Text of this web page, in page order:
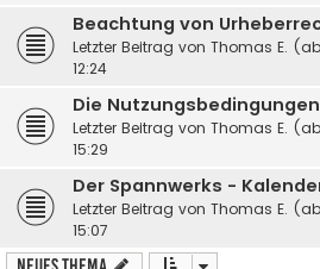
Beachtung von
Letzter Beitrag von Thomas E.
12:24
Die Nutzungsbedingungen
Letzter Beitrag von Thomas E.
15:29
Der Spannwerks -
Letzter Beitrag von Thomas E.
15:07